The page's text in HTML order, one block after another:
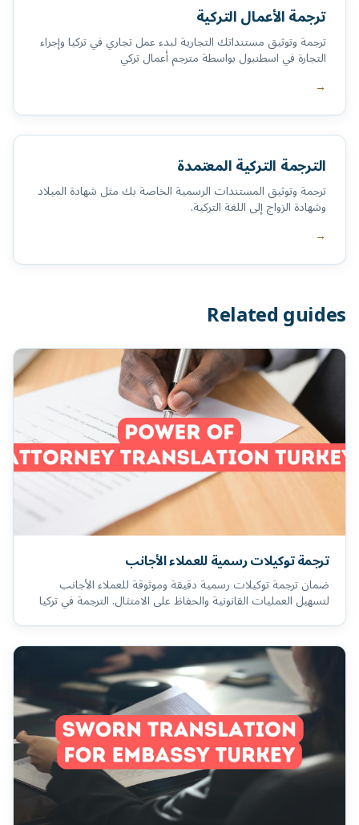
ترجمة الأعمال التركية
ترجمة وتوثيق مستنداتك التجارية لبدء عمل تجاري في تركيا وإجراء
التجارة في اسطنبول بواسطة مترجم أعمال تركي
→
الترجمة التركية المعتمدة
ترجمة وتوثيق المستندات الرسمية الخاصة بك مثل شهادة الميلاد
وشهادة الزواج إلى اللغة التركية.
→
Related guides
ترجمة توكيلات رسمية للعملاء الأجانب
ضمان ترجمة توكيلات رسمية دقيقة وموثوقة للعملاء الأجانب
لتسهيل العمليات القانونية والحفاظ على الامتثال. الترجمة في تركيا